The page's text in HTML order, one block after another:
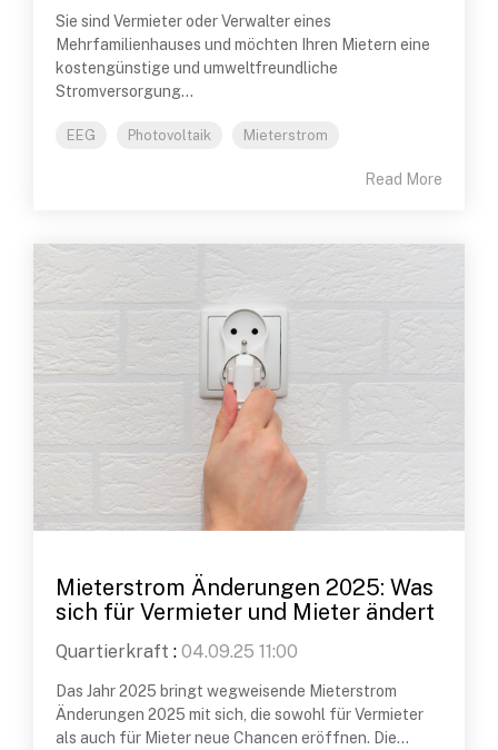
Sie sind Vermieter oder Verwalter eines
Mehrfamilienhauses und möchten Ihren Mietern eine
kostengünstige und umweltfreundliche
Stromversorgung...
EEG Photovoltaik Mieterstrom
Read More
Mieterstrom Änderungen 2025: Was
sich für Vermieter und Mieter ändert
Quartierkraft : 04.09.25 11:00
Das Jahr 2025 bringt wegweisende Mieterstrom
Änderungen 2025 mit sich, die sowohl für Vermieter
als auch für Mieter neue Chancen eröffnen. Die...